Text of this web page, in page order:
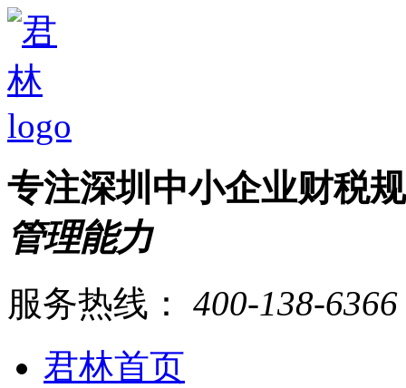
专注深圳中小企业财税
管理能力
服务热线： 400-138-6366
君林首页